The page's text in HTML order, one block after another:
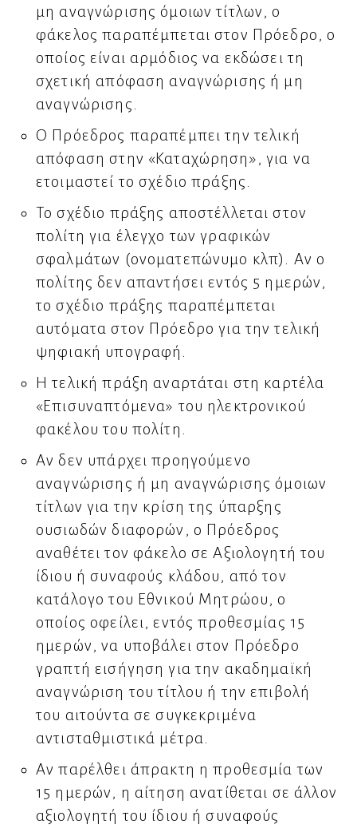
μη αναγνώρισης όμοιων τίτλων, ο
φάκελος παραπέμπεται στον Πρόεδρο, ο
οποίος είναι αρμόδιος να εκδώσει τη
σχετική απόφαση αναγνώρισης ή μη
αναγνώρισης.
Ο Πρόεδρος παραπέμπει την τελική
απόφαση στην «Καταχώρηση», για να
ετοιμαστεί το σχέδιο πράξης.
Το σχέδιο πράξης αποστέλλεται στον
πολίτη για έλεγχο των γραφικών
σφαλμάτων (ονοματεπώνυμο κλπ). Αν ο
πολίτης δεν απαντήσει εντός 5 ημερών,
το σχέδιο πράξης παραπέμπεται
αυτόματα στον Πρόεδρο για την τελική
ψηφιακή υπογραφή.
Η τελική πράξη αναρτάται στη καρτέλα
«Επισυναπτόμενα» του ηλεκτρονικού
φακέλου του πολίτη.
Αν δεν υπάρχει προηγούμενο
αναγνώρισης ή μη αναγνώρισης όμοιων
τίτλων για την κρίση της ύπαρξης
ουσιωδών διαφορών, ο Πρόεδρος
αναθέτει τον φάκελο σε Αξιολογητή του
ίδιου ή συναφούς κλάδου, από τον
κατάλογο του Εθνικού Μητρώου, ο
οποίος οφείλει, εντός προθεσμίας 15
ημερών, να υποβάλει στον Πρόεδρο
γραπτή εισήγηση για την ακαδημαϊκή
αναγνώριση του τίτλου ή την επιβολή
του αιτούντα σε συγκεκριμένα
αντισταθμιστικά μέτρα.
Αν παρέλθει άπρακτη η προθεσμία των
15 ημερών, η αίτηση ανατίθεται σε άλλον
αξιολογητή του ίδιου ή συναφούς